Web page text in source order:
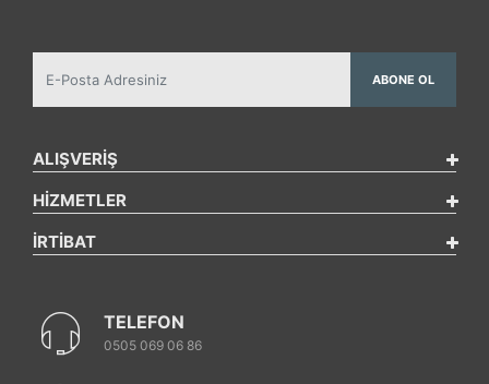
ABONE OL
ALIŞVERİŞ
HİZMETLER
İRTİBAT
TELEFON
0505 069 06 86